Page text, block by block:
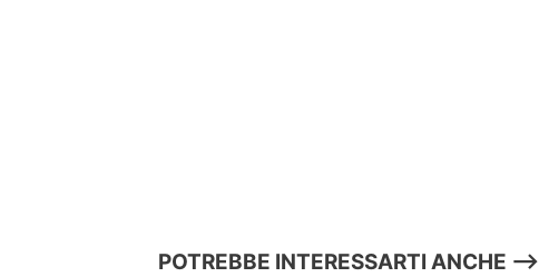
POTREBBE INTERESSARTI ANCHE —->